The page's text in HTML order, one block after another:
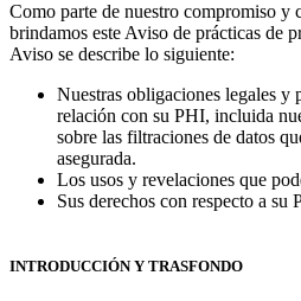
Como parte de nuestro compromiso y
brindamos este Aviso de prácticas de
Aviso se describe lo siguiente:
Nuestras obligaciones legales y
relación con su PHI, incluida
sobre las filtraciones de datos
asegurada.
Los usos y revelaciones que
Sus derechos con respecto a su
INTRODUCCIÓN Y TRASFONDO